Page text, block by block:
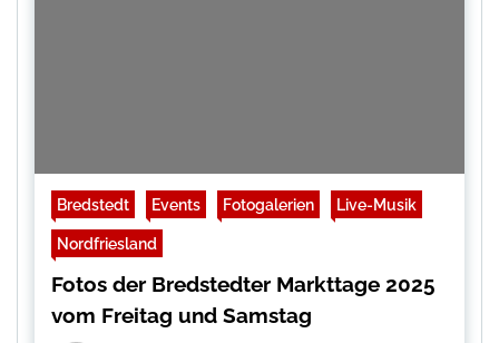
Bredstedt Events Fotogalerien Live-Musik
Nordfriesland
Fotos der Bredstedter Markttage 2025
vom Freitag und Samstag